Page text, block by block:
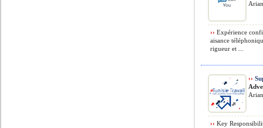
›› Expérience
aisance
rigueur et ...
››
›› Key